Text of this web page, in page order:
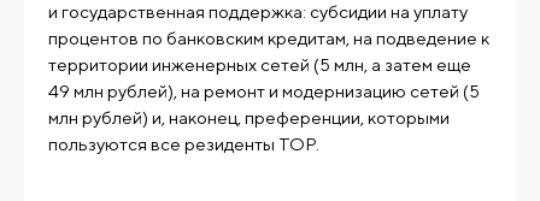
и государственная поддержка: субсидии на уплату
процентов по банковским кредитам, на подведение к
территории инженерных сетей (5 млн, а затем еще
49 млн рублей), на ремонт и модернизацию сетей (5
млн рублей) и, наконец, преференции, которыми
пользуются все резиденты ТОР.